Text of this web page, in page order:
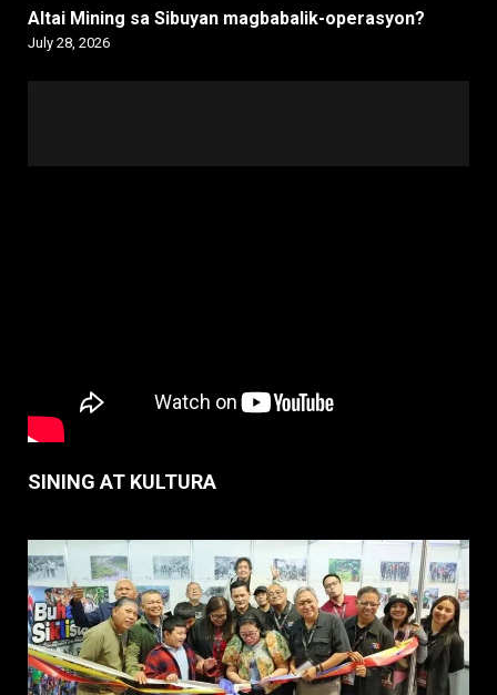
Altai Mining sa Sibuyan magbabalik-operasyon?
July 28, 2026
SINING AT KULTURA